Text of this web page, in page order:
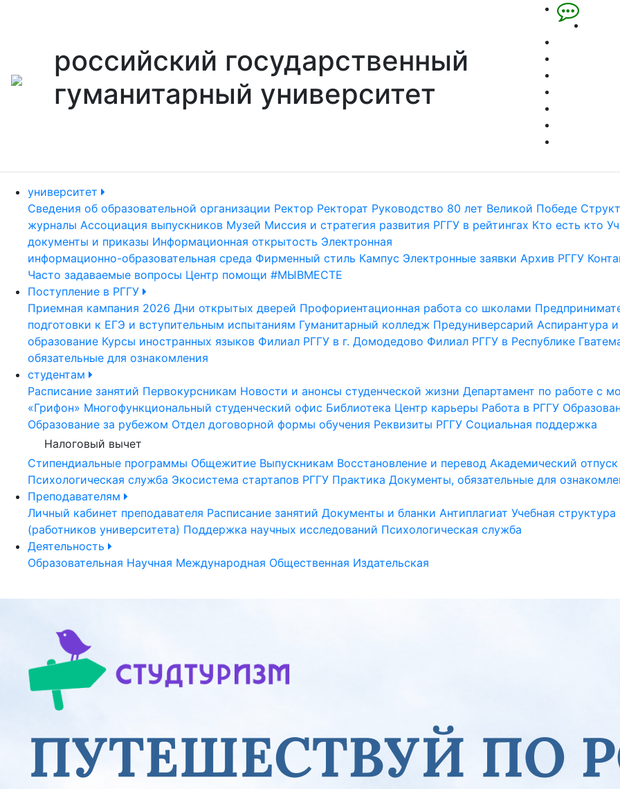
российский государственный
гуманитарный университет
университет
Сведения об образовательной организации Ректор Ректорат Руководство 80 лет Великой Победе
журналы Ассоциация выпускников Музей Миссия и стратегия развития РГГУ в рейтингах Кто есть кто
документы и приказы Информационная открытость Электронная
информационно-образовательная среда Фирменный стиль Кампус Электронные заявки Архив РГГУ
Часто задаваемые вопросы Центр помощи #МЫВМЕСТЕ
Поступление в РГГУ
Приемная кампания 2026 Дни открытых дверей Профориентационная работа со школами
подготовки к ЕГЭ и вступительным испытаниям Гуманитарный колледж Предуниверсарий Аспирантура
образование Курсы иностранных языков Филиал РГГУ в г. Домодедово Филиал РГГУ в Республике
обязательные для ознакомления
студентам
Расписание занятий Первокурсникам Новости и анонсы студенческой жизни Департамент по работе с
«Грифон» Многофункциональный студенческий офис Библиотека Центр карьеры Работа в РГГУ
Образование за рубежом Отдел договорной формы обучения Реквизиты РГГУ Социальная поддержка
Налоговый вычет
Стипендиальные программы Общежитие Выпускникам Восстановление и перевод Академический отпуск
Психологическая служба Экосистема стартапов РГГУ Практика Документы, обязательные для
Преподавателям
Личный кабинет преподавателя Расписание занятий Документы и бланки Антиплагиат Учебная структура
(работников университета) Поддержка научных исследований Психологическая служба
Деятельность
Образовательная Научная Международная Общественная Издательская